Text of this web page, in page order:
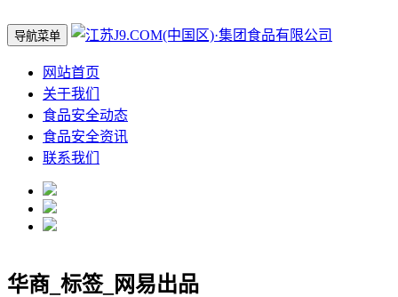
导航菜单
网站首页
关于我们
食品安全动态
食品安全资讯
联系我们
华商_标签_网易出品